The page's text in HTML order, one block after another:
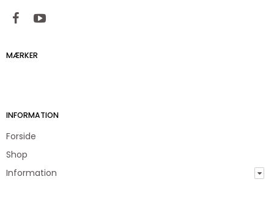
MÆRKER
INFORMATION
Forside
Shop
Information